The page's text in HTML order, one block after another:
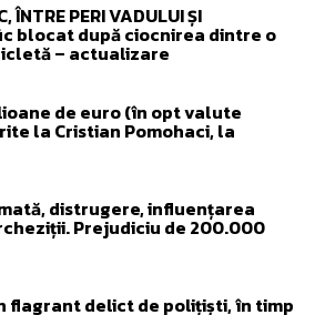
ÎNTRE PERI VADULUI ȘI
blocat după ciocnirea dintre o
– actualizare
de euro (în opt valute
la Cristian Pomohaci, la
distrugere, influențarea
Prejudiciu de 200.000
flagrant delict de polițiști, în timp